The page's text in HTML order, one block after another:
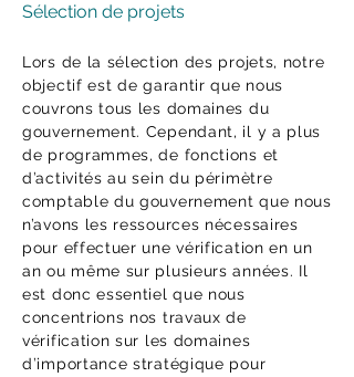
Sélection de projets
Lors de la sélection des projets, notre
objectif est de garantir que nous
couvrons tous les domaines du
gouvernement. Cependant, il y a plus
de programmes, de fonctions et
d’activités au sein du périmètre
comptable du gouvernement que nous
n’avons les ressources nécessaires
pour effectuer une vérification en un
an ou même sur plusieurs années. Il
est donc essentiel que nous
concentrions nos travaux de
vérification sur les domaines
d’importance stratégique pour